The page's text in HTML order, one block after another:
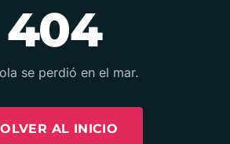
404
se perdió en el mar.
AL INICIO